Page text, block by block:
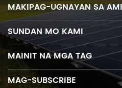
MAKIPAG-UGNAYAN SA
SUNDAN MO KAMI
MAINIT NA MGA TAG
MAG-SUBSCRIBE